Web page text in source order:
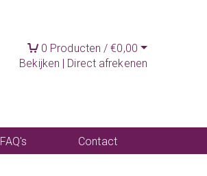
0 Producten /€0,00
Bekijken | Direct afrekenen
FAQ's
Contact